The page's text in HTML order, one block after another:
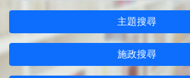
主題搜尋
施政搜尋